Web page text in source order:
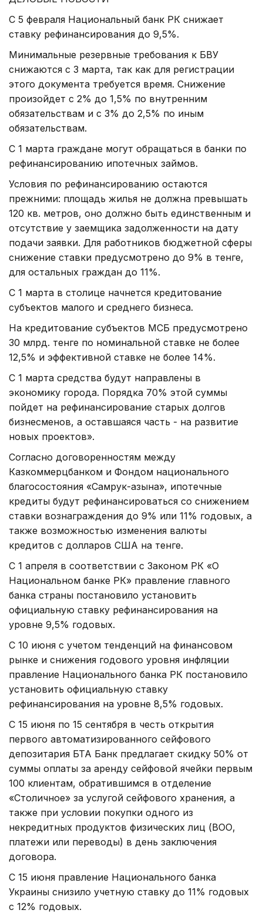
С 5 февраля Национальный банк РК снижает
ставку рефинансирования до 9,5%.
Минимальные резервные требования к БВУ
снижаются с 3 марта, так как для регистрации
этого документа требуется время. Снижение
произойдет с 2% до 1,5% по внутренним
обязательствам и с 3% до 2,5% по иным
обязательствам.
С 1 марта граждане могут обращаться в банки по
рефинансированию ипотечных займов.
Условия по рефинансированию остаются
прежними: площадь жилья не должна превышать
120 кв. метров, оно должно быть единственным и
отсутствие у заемщика задолженности на дату
подачи заявки. Для работников бюджетной сферы
снижение ставки предусмотрено до 9% в тенге,
для остальных граждан до 11%.
С 1 марта в столице начнется кредитование
субъектов малого и среднего бизнеса.
На кредитование субъектов МСБ предусмотрено
30 млрд. тенге по номинальной ставке не более
12,5% и эффективной ставке не более 14%.
С 1 марта средства будут направлены в
экономику города. Порядка 70% этой суммы
пойдет на рефинансирование старых долгов
бизнесменов, а оставшаяся часть - на развитие
новых проектов».
Согласно договоренностям между
Казкоммерцбанком и Фондом национального
благосостояния «Самрук-Қазына», ипотечные
кредиты будут рефинансироваться со снижением
ставки вознаграждения до 9% или 11% годовых, а
также возможностью изменения валюты
кредитов с долларов США на тенге.
С 1 апреля в соответствии с Законом РК «О
Национальном банке РК» правление главного
банка страны постановило установить
официальную ставку рефинансирования на
уровне 9,5% годовых.
С 10 июня с учетом тенденций на финансовом
рынке и снижения годового уровня инфляции
правление Национального банка РК постановило
установить официальную ставку
рефинансирования на уровне 8,5% годовых.
С 15 июня по 15 сентября в честь открытия
первого автоматизированного сейфового
депозитария БТА Банк предлагает скидку 50% от
суммы оплаты за аренду сейфовой ячейки первым
100 клиентам, обратившимся в отделение
«Столичное» за услугой сейфового хранения, а
также при условии покупки одного из
некредитных продуктов физических лиц (ВОО,
платежи или переводы) в день заключения
договора.
С 15 июня правление Национального банка
Украины снизило учетную ставку до 11% годовых
с 12% годовых.